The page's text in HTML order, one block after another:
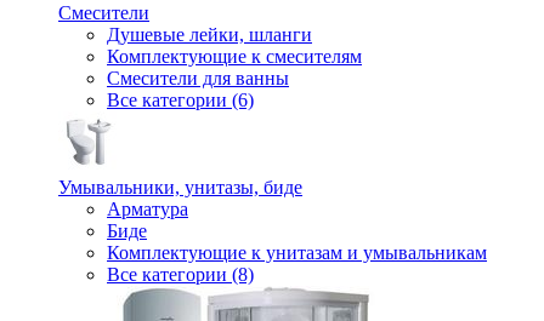
Смесители
Душевые лейки, шланги
Комплектующие к смесителям
Смесители для ванны
Все категории (6)
Умывальники, унитазы, биде
Арматура
Биде
Комплектующие к унитазам и умывальникам
Все категории (8)